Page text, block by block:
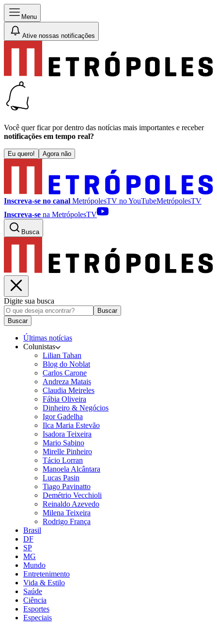
Menu
Ative nossas notificações
Você quer ficar por dentro das notícias mais importantes e receber
notificações em tempo real?
Eu quero! Agora não
Inscreva-se no canal MetrópolesTV noYouTubeMetrópolesTV
Inscreva-se na MetrópolesTV
Busca
Digite sua busca
Buscar
Buscar
Últimas notícias
Colunistas
Lilian Tahan
Blog do Noblat
Carlos Carone
Andreza Matais
Claudia Meireles
Fábia Oliveira
Dinheiro & Negócios
Igor Gadelha
Ilca Maria Estevão
Isadora Teixeira
Mario Sabino
Mirelle Pinheiro
Tácio Lorran
Manoela Alcântara
Lucas Pasin
Tiago Pavinatto
Demétrio Vecchioli
Reinaldo Azevedo
Milena Teixeira
Rodrigo França
Brasil
DF
SP
MG
Mundo
Entretenimento
Vida & Estilo
Saúde
Ciência
Esportes
Especiais